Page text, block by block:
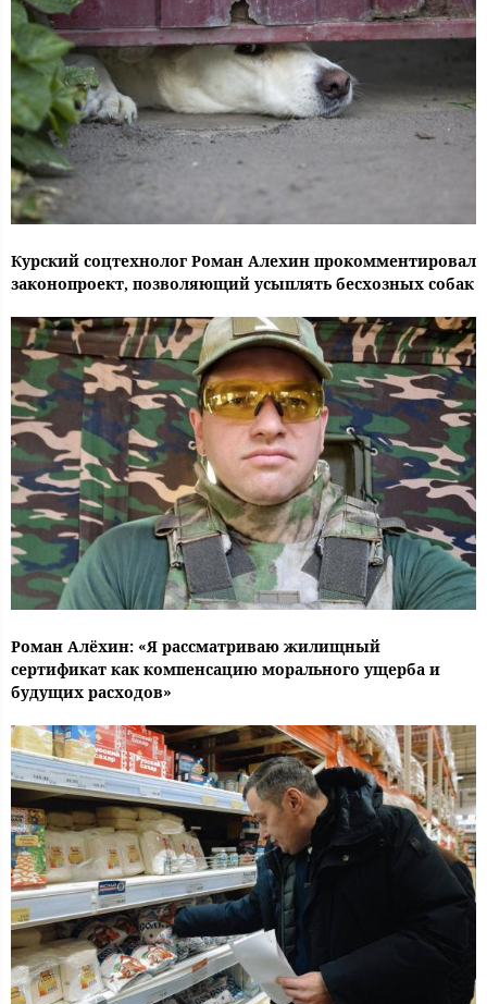
Курский соцтехнолог Роман Алехин прокомментировал
законопроект, позволяющий усыплять бесхозных собак
Роман Алёхин: «Я рассматриваю жилищный
сертификат как компенсацию морального ущерба и
будущих расходов»